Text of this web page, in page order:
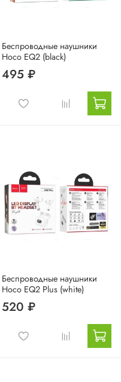
Беспроводные наушники
Hoco EQ2 (black)
495 ₽
Беспроводные наушники
Hoco EQ2 Plus (white)
520 ₽